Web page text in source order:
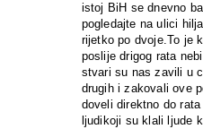
istoj BiH se dnevno
pogledajte na ulici
rijetko po dvoje.To je
poslije drigog rata
stvari su nas zavili u
drugih i zakovali ove
doveli direktno do
ljudikoji su klali ljude